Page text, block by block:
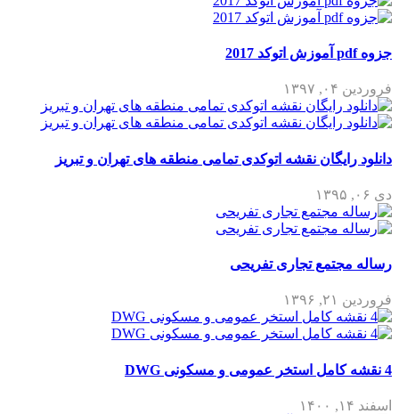
جزوه pdf آموزش اتوکد 2017
فروردین ۰۴, ۱۳۹۷
دانلود رایگان نقشه اتوکدی تمامی منطقه های تهران و تبریز
دی ۰۶, ۱۳۹۵
رساله مجتمع تجاری تفریحی
فروردین ۲۱, ۱۳۹۶
4 نقشه کامل استخر عمومی و مسکونی DWG
اسفند ۱۴, ۱۴۰۰